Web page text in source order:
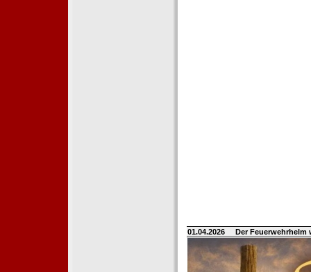
01.04.2026 Der